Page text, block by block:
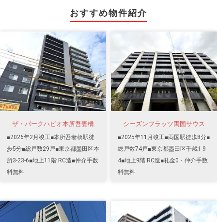
おすすめ物件紹介
ザ・パークハビオ本所吾妻橋
■2026年2月竣工■本所吾妻橋駅徒
歩5分■総戸数29戸■東京都墨田区本
所3-23-6■地上11階 RC造■仲介手数
料無料
シーズンフラッツ両国サウス
■2025年11月竣工■両国駅徒歩8分■
総戸数74戸■東京都墨田区千歳1-9-
4■地上9階 RC造■礼金0・仲介手数
料無料